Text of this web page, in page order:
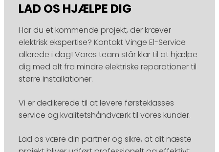
LAD OS HJÆLPE DIG
Har du et kommende projekt, der kræver
elektrisk ekspertise? Kontakt Vinge El-Service
allerede i dag! Vores team står klar til at hjælpe
dig med alt fra mindre elektriske reparationer til
større installationer.
Vi er dedikerede til at levere førsteklasses
service og kvalitetshåndværk til vores kunder.
Lad os være din partner og sikre, at dit næste